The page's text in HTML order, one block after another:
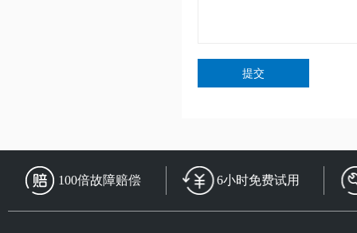
提交
100倍故障赔偿 6小时免费试用